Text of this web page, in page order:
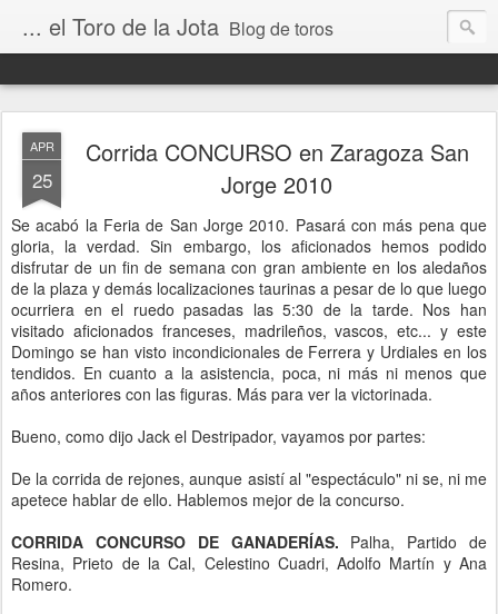
... el Toro de la Jota Blog de toros
APR
25
Corrida CONCURSO en Zaragoza San
Jorge 2010
Se acabó la Feria de San Jorge 2010. Pasará con más pena que
gloria, la verdad. Sin embargo, los aficionados hemos podido
disfrutar de un fin de semana con gran ambiente en los aledaños
de la plaza y demás localizaciones taurinas a pesar de lo que luego
ocurriera en el ruedo pasadas las 5:30 de la tarde. Nos han
visitado aficionados franceses, madrileños, vascos, etc... y este
Domingo se han visto incondicionales de Ferrera y Urdiales en los
tendidos. En cuanto a la asistencia, poca, ni más ni menos que
años anteriores con las figuras. Más para ver la victorinada.
Bueno, como dijo Jack el Destripador, vayamos por partes:
De la corrida de rejones, aunque asistí al "espectáculo" ni se, ni me
apetece hablar de ello. Hablemos mejor de la concurso.
CORRIDA CONCURSO DE GANADERÍAS. Palha, Partido de
Resina, Prieto de la Cal, Celestino Cuadri, Adolfo Martín y Ana
Romero.